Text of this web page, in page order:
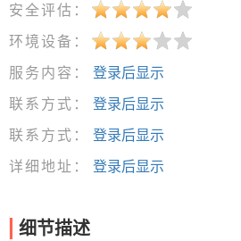
安全评估：
环境设备：
服务内容：
登录后显示
联系方式：
登录后显示
联系方式：
登录后显示
详细地址：
登录后显示
细节描述